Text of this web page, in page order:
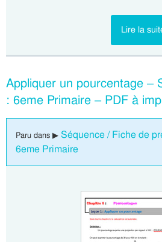
Lire la
Appliquer un pourcentage –
: 6eme Primaire – PDF à
Paru dans ▶ Séquence / Fiche de
6eme Primaire